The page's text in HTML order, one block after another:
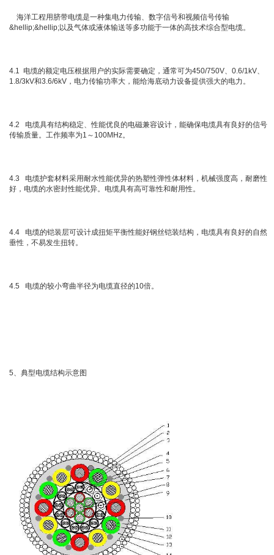
海洋工程用脐带电缆是一种集电力传输、数字信号和视频信号传输
&hellip;&hellip;以及气体或液体输送等多功能于一体的高技术综合型电缆。
4.1 电缆的额定电压根据用户的实际需要确定，通常可为450/750V、0.6/1kV、
1.8/3kV和3.6/6kV，电力传输功率大，能给海底动力设备提供强大的电力。
4.2 电缆具有结构稳定、性能优良的电磁兼容设计，能确保电缆具有良好的信号
传输质量。工作频率为1～100MHz。
4.3 电缆护套材料采用耐水性能优异的热塑性弹性体材料，机械强度高，耐磨性
好，电缆的水密封性能优异。电缆具有高可靠性和耐用性。
4.4 电缆的铠装层可设计成扭矩平衡性能好钢丝铠装结构，电缆具有良好的自然
垂性，不易发生扭转。
4.5 电缆的较小弯曲半径为电缆直径的10倍。
5、典型电缆结构示意图